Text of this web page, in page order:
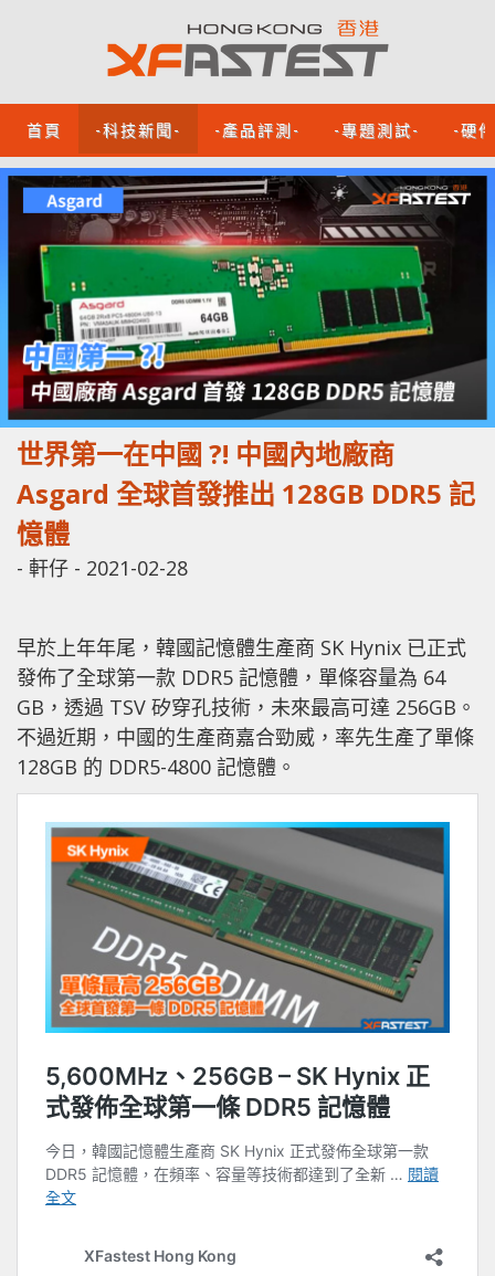
首頁 -科技新聞- -產品評測- -專題測試- -硬
世界第一在中國 ?! 中國內地廠商
Asgard 全球首發推出 128GB DDR5 記
憶體
- 軒仔 - 2021-02-28
早於上年年尾，韓國記憶體生產商 SK Hynix 已正式
發佈了全球第一款 DDR5 記憶體，單條容量為 64
GB，透過 TSV 矽穿孔技術，未來最高可達 256GB。
不過近期，中國的生產商嘉合勁威，率先生產了單條
128GB 的 DDR5-4800 記憶體。